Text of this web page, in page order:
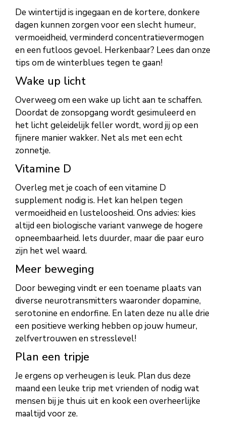
De wintertijd is ingegaan en de kortere, donkere
dagen kunnen zorgen voor een slecht humeur,
vermoeidheid, verminderd concentratievermogen
en een futloos gevoel. Herkenbaar? Lees dan onze
tips om de winterblues tegen te gaan!
Wake up licht
Overweeg om een wake up licht aan te schaffen.
Doordat de zonsopgang wordt gesimuleerd en
het licht geleidelijk feller wordt, word jij op een
fijnere manier wakker. Net als met een echt
zonnetje.
Vitamine D
Overleg met je coach of een vitamine D
supplement nodig is. Het kan helpen tegen
vermoeidheid en lusteloosheid. Ons advies: kies
altijd een biologische variant vanwege de hogere
opneembaarheid. Iets duurder, maar die paar euro
zijn het wel waard.
Meer beweging
Door beweging vindt er een toename plaats van
diverse neurotransmitters waaronder dopamine,
serotonine en endorfine. En laten deze nu alle drie
een positieve werking hebben op jouw humeur,
zelfvertrouwen en stresslevel!
Plan een tripje
Je ergens op verheugen is leuk. Plan dus deze
maand een leuke trip met vrienden of nodig wat
mensen bij je thuis uit en kook een overheerlijke
maaltijd voor ze.